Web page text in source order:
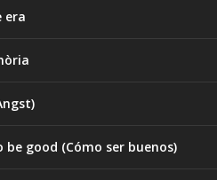
era
be good (Cómo ser buenos)